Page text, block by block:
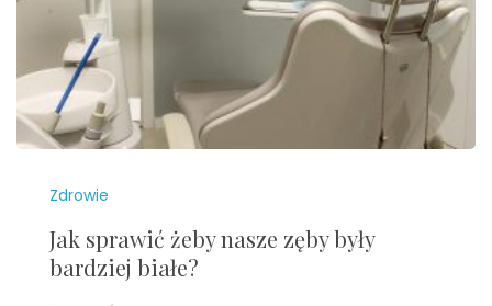
Zdrowie
Jak sprawić żeby nasze zęby były
bardziej białe?